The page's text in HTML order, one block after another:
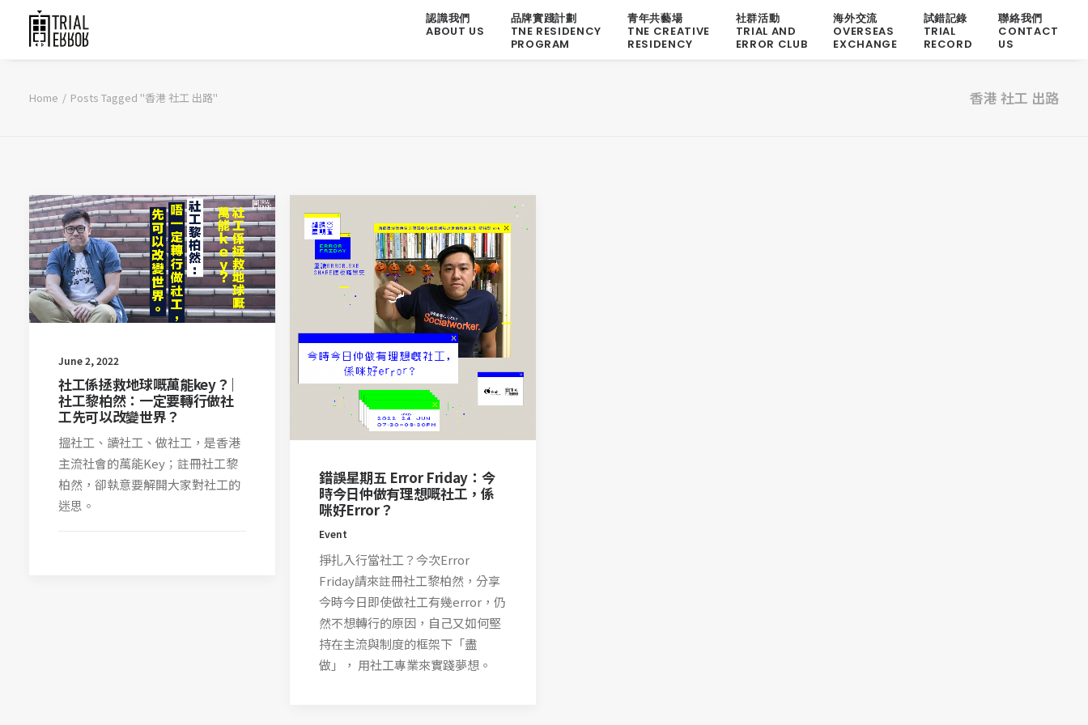
認識我們
ABOUT US
品牌實踐計劃
TNE RESIDENCY
PROGRAM
青年共藝場
TNE CREATIVE
RESIDENCY
社群活動
TRIAL AND
ERROR CLUB
海外交流
OVERSEAS
EXCHANGE
試錯記錄
TRIAL
RECORD
聯絡我們
CONTACT
US
香港 社工 出路
Home Posts Tagged "香港 社工 出路"
June 2, 2022
社工係拯救地球嘅萬能key？ ︳
社工黎柏然：一定要轉行做社
工先可以改變世界？
搵社工、讀社工、做社工，是香港
主流社會的萬能Key；註冊社工黎
柏然，卻執意要解開大家對社工的
迷思。
錯誤星期五 Error Friday：今
時今日仲做有理想嘅社工，係
咪好Error？
Event
掙扎入行當社工？今次Error
Friday請來註冊社工黎柏然，分享
今時今日即使做社工有幾error，仍
然不想轉行的原因，自己又如何堅
持在主流與制度的框架下「盡
做」， 用社工專業來實踐夢想。